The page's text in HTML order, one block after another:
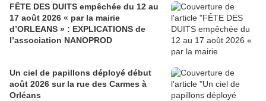
FÊTE DES DUITS empêchée du 12 au
17 août 2026 « par la mairie
d’ORLEANS » : EXPLICATIONS de
l’association NANOPROD
Un ciel de papillons déployé début
août 2026 sur la rue des Carmes à
Orléans